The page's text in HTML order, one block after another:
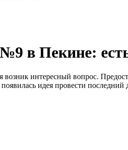
в Пекине:
интересный вопрос.
идея провести